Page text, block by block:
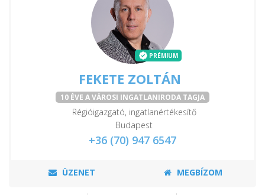
PRÉMIUM
FEKETE ZOLTÁN
10 ÉVE A VÁROSI INGATLANIRODA TAGJA
Régióigazgató, ingatlanértékesítő
Budapest
+36 (70) 947 6547
ÜZENET MEGBÍZOM